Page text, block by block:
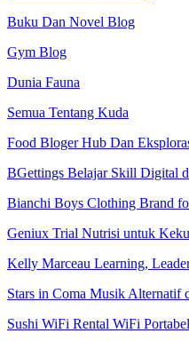
Buku Dan Novel Blog
Gym Blog
Dunia Fauna
Semua Tentang Kuda
Food Bloger Hub Dan
BGettings Belajar Skill Digital
Bianchi Boys Clothing Brand
Geniux Trial Nutrisi untuk
Kelly Marceau Learning,
Stars in Coma Musik Alternatif
Sushi WiFi Rental WiFi